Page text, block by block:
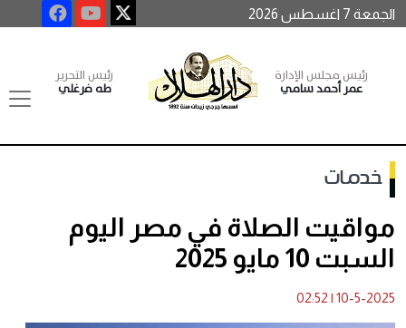
الجمعة 7 اغسطس 2026
رئيس مجلس الإدارة
عمر أحمد سامي
رئيس التحرير
طه فرغلي
خدمات
مواقيت الصلاة في مصر اليوم
السبت 10 مايو 2025
10-5-2025
|
02:52